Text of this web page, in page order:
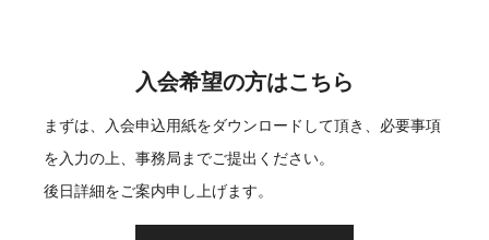
入会希望の方はこちら
まずは、入会申込用紙をダウンロードして頂き、必要事項
を入力の上、事務局までご提出ください。
後日詳細をご案内申し上げます。